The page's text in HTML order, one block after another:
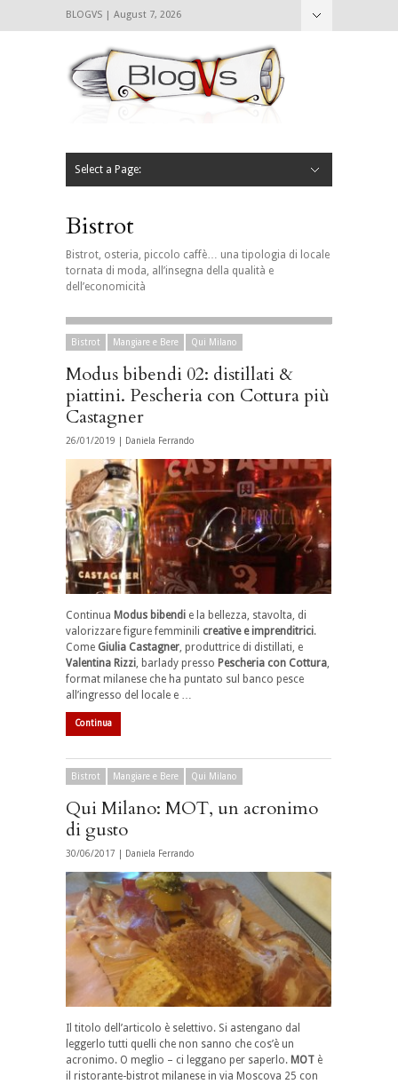
BLOGVS | August 7, 2026
Select a Page:
Bistrot
Bistrot, osteria, piccolo caffè… una tipologia di locale
tornata di moda, all’insegna della qualità e
dell’economicità
Bistrot Mangiare e Bere Qui Milano
Modus bibendi 02: distillati &
piattini. Pescheria con Cottura più
Castagner
26/01/2019 | Daniela Ferrando
Continua Modus bibendi e la bellezza, stavolta, di
valorizzare figure femminili creative e imprenditrici.
Come Giulia Castagner, produttrice di distillati, e
Valentina Rizzi, barlady presso Pescheria con Cottura,
format milanese che ha puntato sul banco pesce
all’ingresso del locale e …
Continua
Bistrot Mangiare e Bere Qui Milano
Qui Milano: MOT, un acronimo
di gusto
30/06/2017 | Daniela Ferrando
Il titolo dell’articolo è selettivo. Si astengano dal
leggerlo tutti quelli che non sanno che cos’è un
acronimo. O meglio – ci leggano per saperlo. MOT è
il ristorante-bistrot milanese in via Moscova 25 con